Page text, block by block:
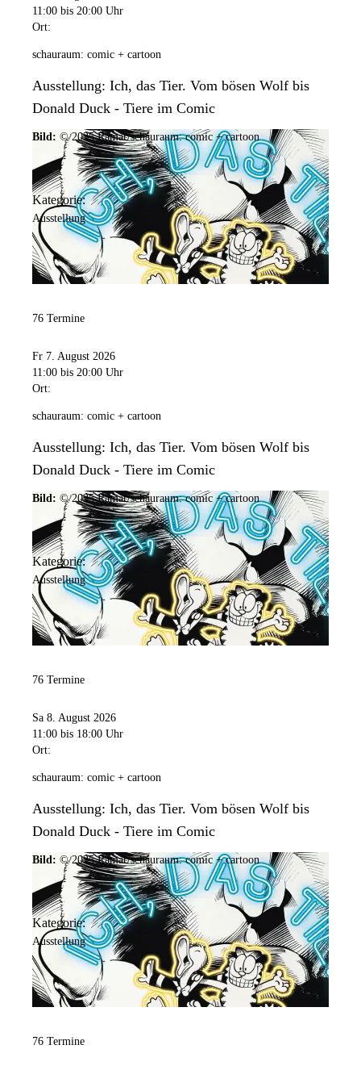
geschlossen: Neujahr, Heiligabend, 1. Weihnachtstag, Silvester
Freitag
11:00 Uhr
Sonntag
11:00 Uhrbis 18:00 Uhr
Feiertage (Öffnungszeiten wie sonntags)
geöffnet: Karfreitag, Ostersonntag, Ostermontag, 1. Mai, Christi
Himmelfahrt, Pfingstsonntag, Pfingstmontag, Fronleichnam, 3.
Oktober, Allerheiligen, 2. Weihnachtstag
geschlossen: Neujahr, Heiligabend, 1. Weihnachtstag, Silvester
11:00 bis 20:00 Uhr
Ort:
schauraum: comic + cartoon
Ausstellung: Ich, das Tier. Vom bösen Wolf bis
Donald Duck - Tiere im Comic
Bild: © 2025 Ramar/schauraum: comic + cartoon
Kategorie:
Ausstellung
76 Termine
Fr 7. August 2026
11:00 bis 20:00 Uhr
Ort:
schauraum: comic + cartoon
Ausstellung: Ich, das Tier. Vom bösen Wolf bis
Donald Duck - Tiere im Comic
Bild: © 2025 Ramar/schauraum: comic + cartoon
Kategorie:
Ausstellung
76 Termine
Sa 8. August 2026
11:00 bis 18:00 Uhr
Ort:
schauraum: comic + cartoon
Ausstellung: Ich, das Tier. Vom bösen Wolf bis
Donald Duck - Tiere im Comic
Bild: © 2025 Ramar/schauraum: comic + cartoon
Kategorie:
Ausstellung
76 Termine